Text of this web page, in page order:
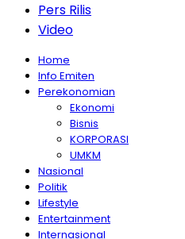
Pers Rilis
Video
Home
Info Emiten
Perekonomian
Ekonomi
Bisnis
KORPORASI
UMKM
Nasional
Politik
Lifestyle
Entertainment
Internasional